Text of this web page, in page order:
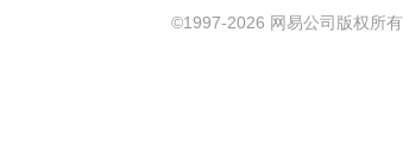
©1997-2026 网易公司版权所有